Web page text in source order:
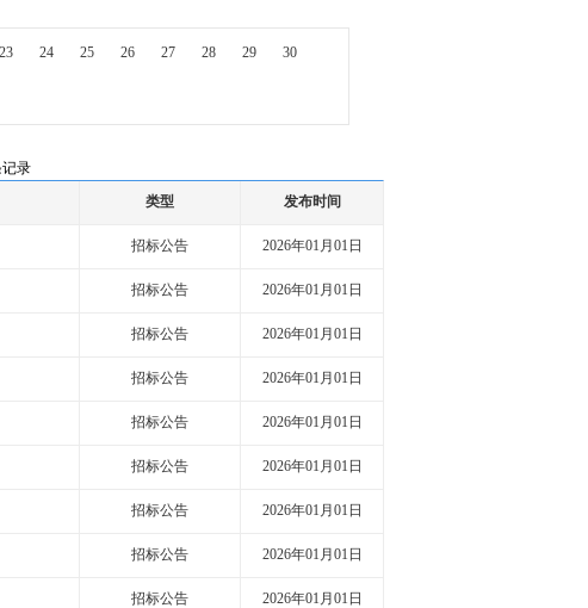
23 24 25 26 27 28 29 30
录
类型 发布时间
招标公告 2026年01月01日
招标公告 2026年01月01日
招标公告 2026年01月01日
招标公告 2026年01月01日
招标公告 2026年01月01日
招标公告 2026年01月01日
招标公告 2026年01月01日
招标公告 2026年01月01日
招标公告 2026年01月01日